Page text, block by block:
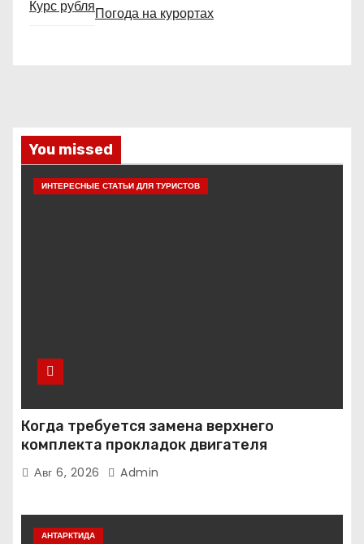
Курс рубляПогода на курортах
You missed
ИНТЕРЕСНЫЕ СТАТЬИ ДЛЯ ТУРИСТОВ
Когда требуется замена верхнего
комплекта прокладок двигателя
Авг 6, 2026 Admin
АНТАРКТИДА